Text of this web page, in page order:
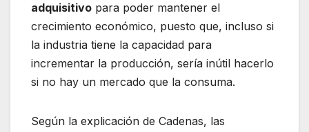
adquisitivo para poder mantener el
crecimiento económico, puesto que, incluso si
la industria tiene la capacidad para
incrementar la producción, sería inútil hacerlo
si no hay un mercado que la consuma.
Según la explicación de Cadenas, las